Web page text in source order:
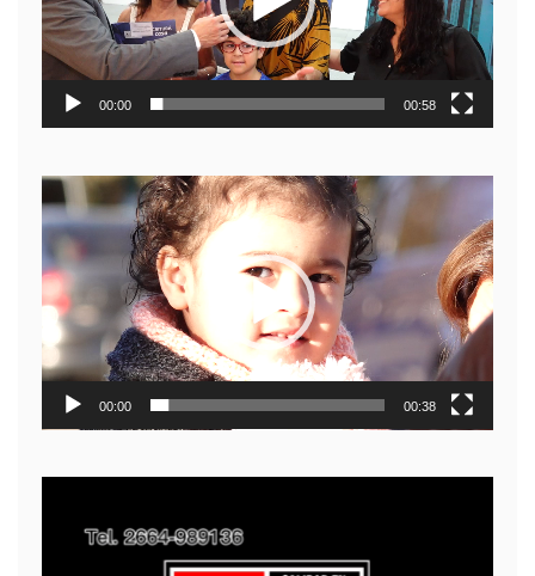
00:00 00:58
Reproductor
de
video
00:00 00:38